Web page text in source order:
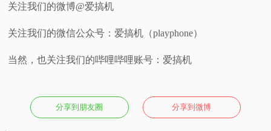
关注我们的微博@爱搞机
关注我们的微信公众号：爱搞机（playphone）
当然，也关注我们的哔哩哔哩账号：爱搞机
分享到朋友圈 分享到微博